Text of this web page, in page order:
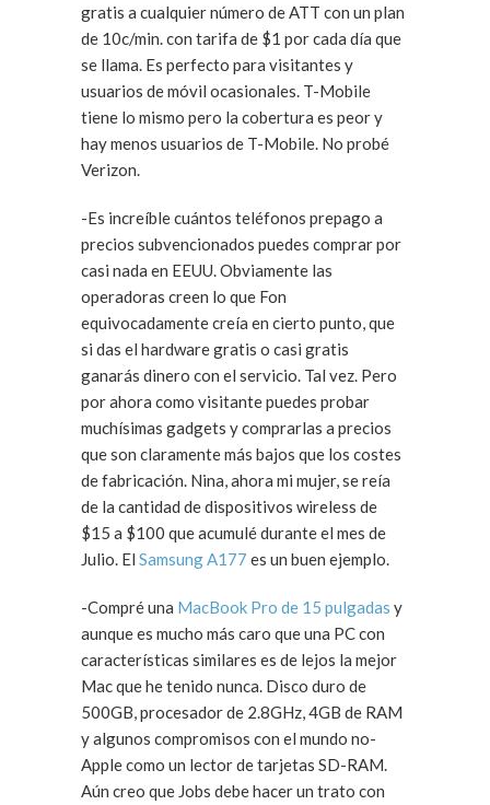
gratis a cualquier número de ATT con un plan
de 10c/min. con tarifa de $1 por cada día que
se llama. Es perfecto para visitantes y
usuarios de móvil ocasionales. T-Mobile
tiene lo mismo pero la cobertura es peor y
hay menos usuarios de T-Mobile. No probé
Verizon.
-Es increíble cuántos teléfonos prepago a
precios subvencionados puedes comprar por
casi nada en EEUU. Obviamente las
operadoras creen lo que Fon
equivocadamente creía en cierto punto, que
si das el hardware gratis o casi gratis
ganarás dinero con el servicio. Tal vez. Pero
por ahora como visitante puedes probar
muchísimas gadgets y comprarlas a precios
que son claramente más bajos que los costes
de fabricación. Nina, ahora mi mujer, se reía
de la cantidad de dispositivos wireless de
$15 a $100 que acumulé durante el mes de
Julio. El Samsung A177 es un buen ejemplo.
-Compré una MacBook Pro de 15 pulgadas y
aunque es mucho más caro que una PC con
características similares es de lejos la mejor
Mac que he tenido nunca. Disco duro de
500GB, procesador de 2.8GHz, 4GB de RAM
y algunos compromisos con el mundo no-
Apple como un lector de tarjetas SD-RAM.
Aún creo que Jobs debe hacer un trato con